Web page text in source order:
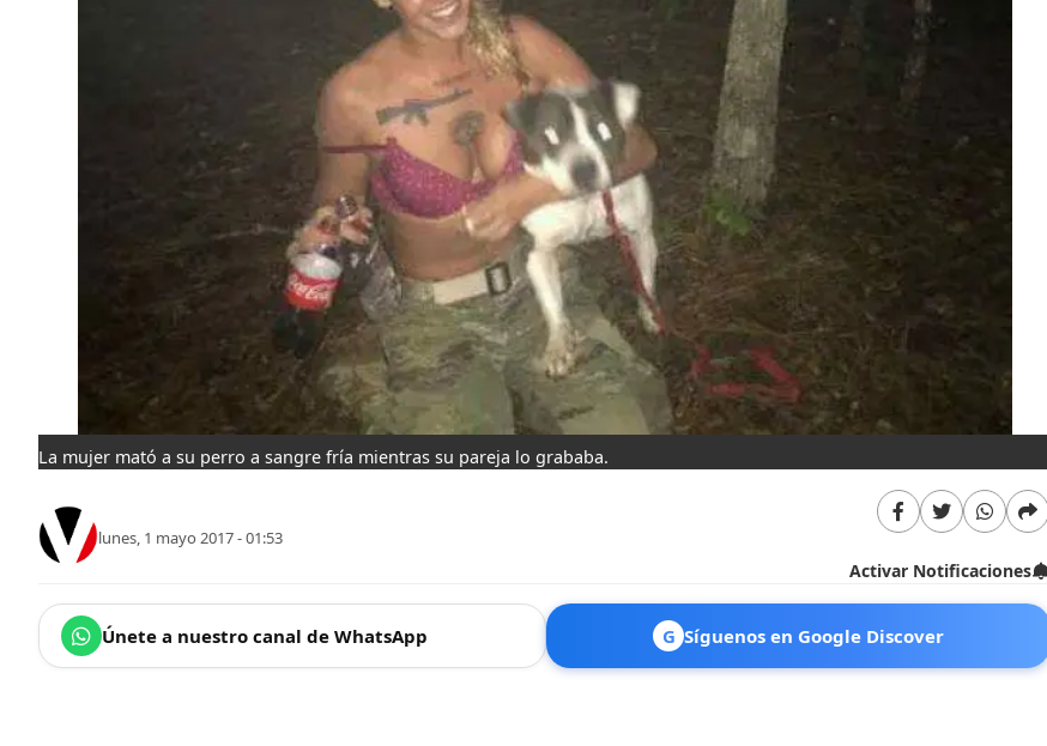
La mujer mató a su perro a sangre fría mientras su pareja lo grababa.
lunes, 1 mayo 2017 - 01:53
Activar Notificaciones
Únete a nuestro canal de WhatsApp G Síguenos en Google Discover